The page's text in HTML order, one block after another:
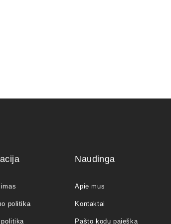
politika
Naudinga
Apie mus
Kontaktai
Pašto kodų paieška